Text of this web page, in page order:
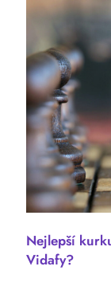
Nejlepší
Vidafy?